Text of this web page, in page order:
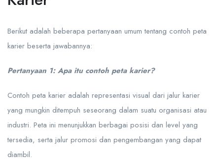
Berikut adalah beberapa pertanyaan umum tentang contoh peta
karier beserta jawabannya:
Pertanyaan 1: Apa itu contoh peta karier?
Contoh peta karier adalah representasi visual dari jalur karier
yang mungkin ditempuh seseorang dalam suatu organisasi atau
industri. Peta ini menunjukkan berbagai posisi dan level yang
tersedia, serta jalur promosi dan pengembangan yang dapat
diambil.